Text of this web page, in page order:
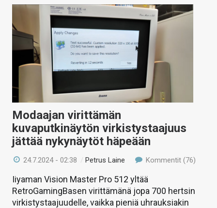
HINTA.FI
VAIHDA TEEMA
HAKU
Modaajan virittämän
kuvaputkinäytön virkistystaajuus
jättää nykynäytöt häpeään
24.7.2024 - 02:38 /Petrus Laine Kommentit (76)
Iiyaman Vision Master Pro 512 yltää
RetroGamingBasen virittämänä jopa 700 hertsin
virkistystaajuudelle, vaikka pieniä uhrauksiakin